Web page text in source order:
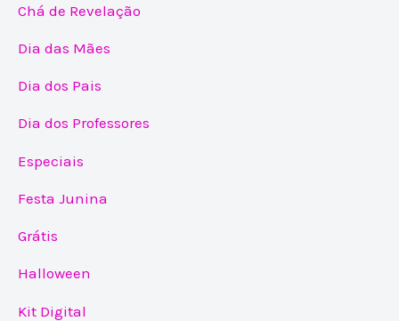
Chá de Revelação
Dia das Mães
Dia dos Pais
Dia dos Professores
Especiais
Festa Junina
Grátis
Halloween
Kit Digital